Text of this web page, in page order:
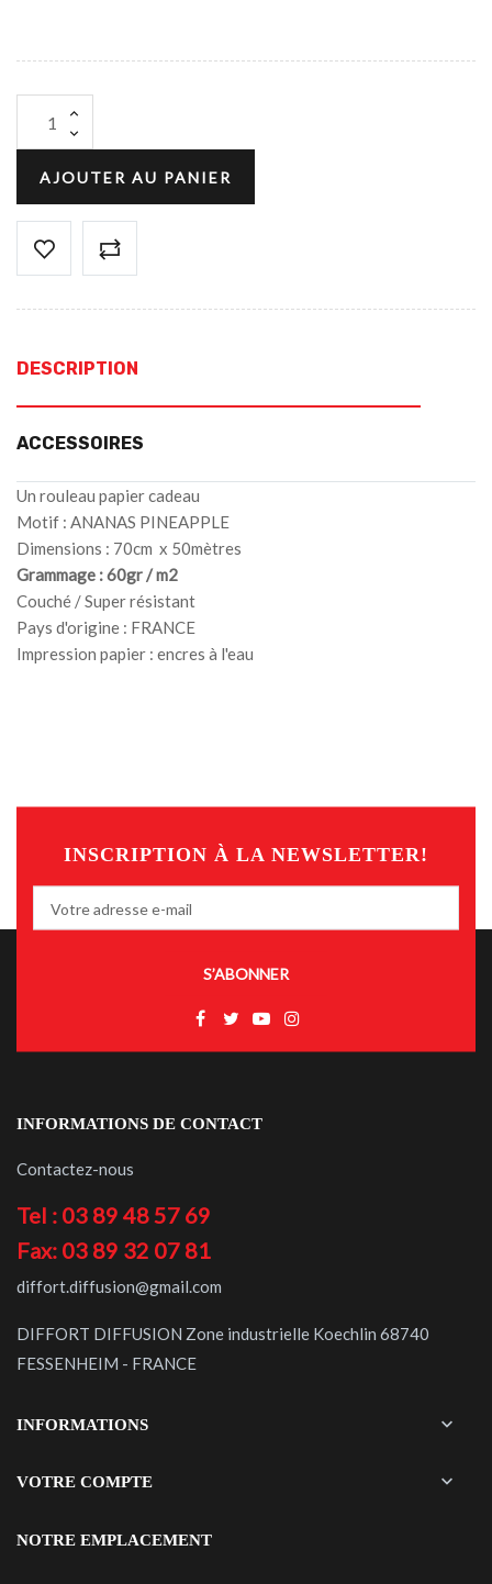
AJOUTER AU PANIER
DESCRIPTION
ACCESSOIRES
Un rouleau papier cadeau
Motif : ANANAS PINEAPPLE
Dimensions : 70cm x 50mètres
Grammage : 60gr / m2
Couché / Super résistant
Pays d'origine : FRANCE
Impression papier : encres à l'eau
INSCRIPTION À LA NEWSLETTER!
S’ABONNER
INFORMATIONS DE CONTACT
Contactez-nous
Tel : 03 89 48 57 69
Fax: 03 89 32 07 81
diffort.diffusion@gmail.com
DIFFORT DIFFUSION Zone industrielle Koechlin 68740
FESSENHEIM - FRANCE
INFORMATIONS 
VOTRE COMPTE 
NOTRE EMPLACEMENT